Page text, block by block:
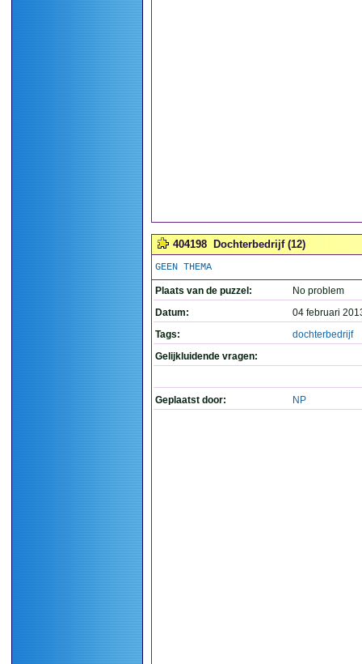
404198 Dochterbedrijf (12)
GEEN THEMA
Plaats van de puzzel:
No problem
Datum:
04 februari
Tags:
dochterbedrijf
Gelijkluidende vragen:
Geplaatst door: NP